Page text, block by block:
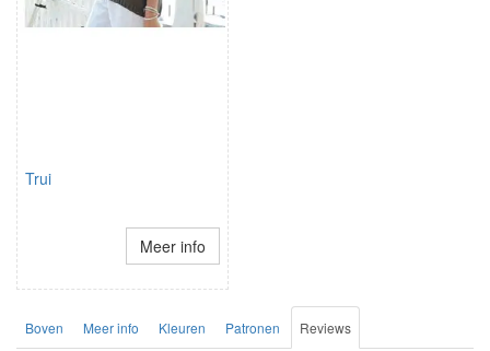
Trui
Meer info
Boven Meer info Kleuren Patronen Reviews